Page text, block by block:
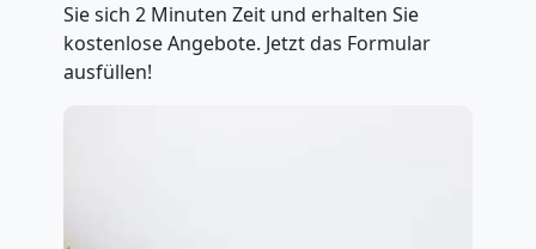
Sie sich 2 Minuten Zeit und erhalten Sie
kostenlose Angebote. Jetzt das Formular
ausfüllen!